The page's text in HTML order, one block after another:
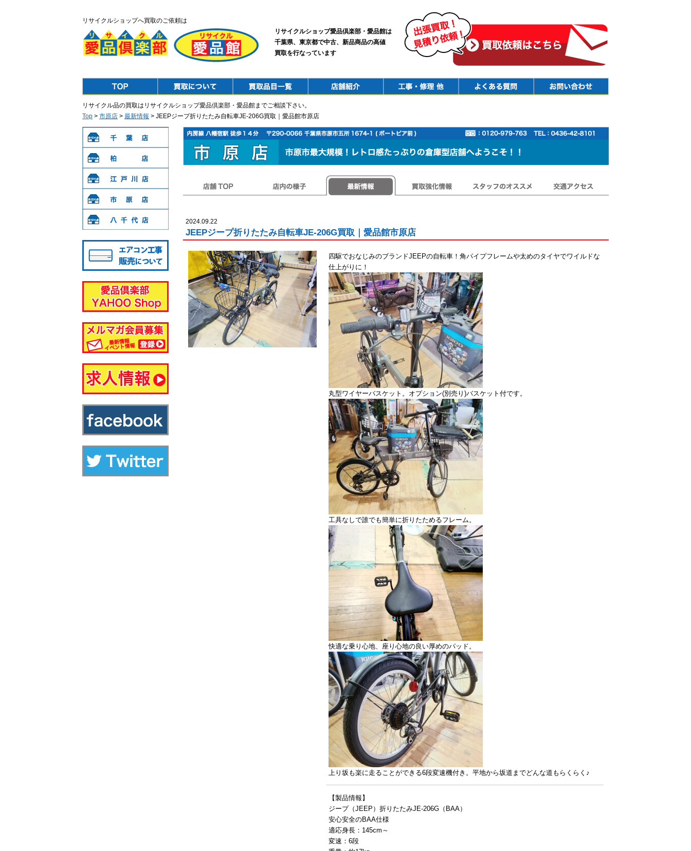
リサイクルショップへ買取のご依頼は
リサイクルショップ愛品倶楽部・愛品館は
千葉県、東京都で中古、新品商品の高値
買取を行なっています
リサイクル品の買取はリサイクルショップ愛品倶楽部・愛品館までご相談下さい。
Top > 市原店 > 最新情報 > JEEPジープ折りたたみ自転車JE-206G買取｜愛品館市原店
2024.09.22
JEEPジープ折りたたみ自転車JE-206G買取｜愛品館市原店
四駆でおなじみのブランドJEEPの自転車！角パイプフレームや太めのタイヤでワイルドな
仕上がりに！
丸型ワイヤーバスケット。オプション(別売り)バスケット付です。
工具なしで誰でも簡単に折りたためるフレーム。
快適な乗り心地、座り心地の良い厚めのパッド。
上り坂も楽に走ることができる6段変速機付き。平地から坂道までどんな道もらくらく♪
【製品情報】
ジープ（JEEP）折りたたみJE-206G（BAA）
安心安全のBAA仕様
適応身長：145cm～
変速：6段